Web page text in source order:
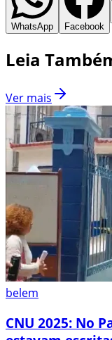
WhatsApp Facebook
Leia
Ver mais
belem
CNU 2025: No